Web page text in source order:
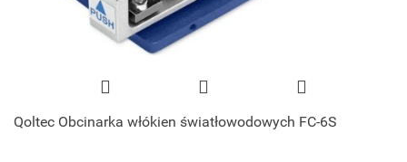
Qoltec Obcinarka włókien światłowodowych FC-6S